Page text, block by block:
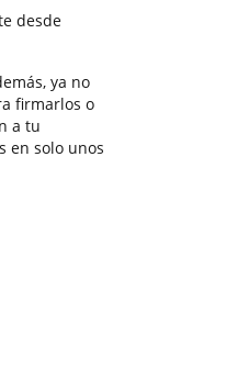
desde
ya no
firmarlos o
a tu
en solo unos